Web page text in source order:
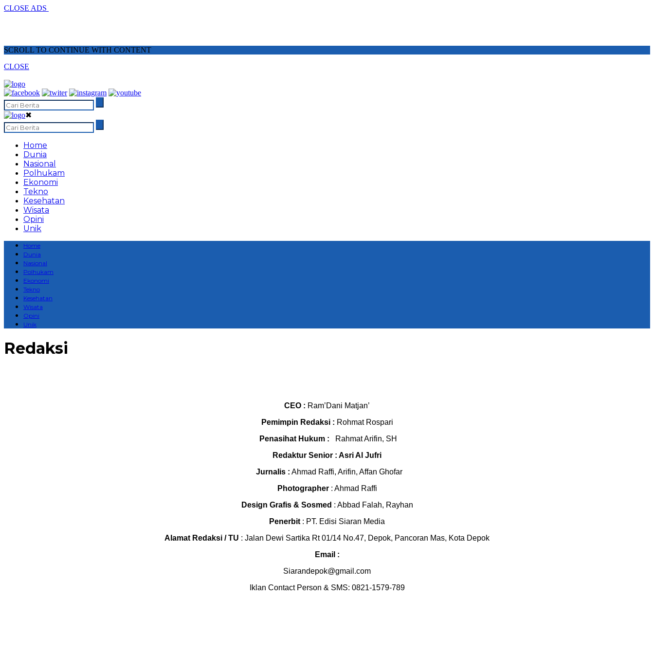
CLOSE ADS
SCROLL TO CONTINUE WITH CONTENT
CLOSE
✖
Home
Dunia
Nasional
Polhukam
Ekonomi
Tekno
Kesehatan
Wisata
Opini
Unik
Home
Dunia
Nasional
Polhukam
Ekonomi
Tekno
Kesehatan
Wisata
Opini
Unik
Redaksi
CEO : Ram’Dani Matjan’
Pemimpin Redaksi : Rohmat Rospari
Penasihat Hukum : Rahmat Arifin, SH
Redaktur Senior : Asri Al Jufri
Jurnalis : Ahmad Raffi, Arifin, Affan Ghofar
Photographer: Ahmad Raffi
Design Grafis & Sosmed : Abbad Falah, Rayhan
Penerbit : PT. Edisi Siaran Media
Alamat Redaksi / TU : Jalan Dewi Sartika Rt 01/14 No.47, Depok, Pancoran Mas, Kota Depok
Email :
Siarandepok@gmail.com
Iklan Contact Person & SMS: 0821-1579-789